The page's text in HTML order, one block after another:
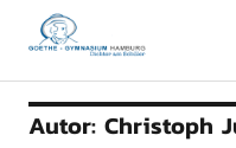
Goethe-
Autor: Christoph